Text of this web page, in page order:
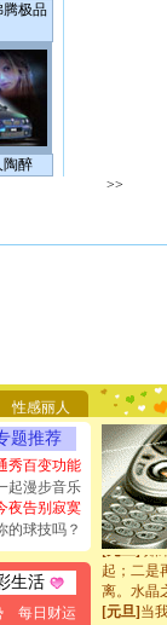
腾极品
陶醉
>>
性感丽人
题推荐
秀百变功能
起漫步音乐
夜告别寂寞
的球技吗？
生活
每日财运
能正大光
天都要快
[圣诞节]
如意,快
[元旦]看
断电。爱
你是我专
[元旦]如
起；二是
离。水晶
[元旦] 当